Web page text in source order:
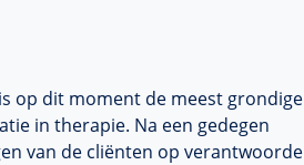
op dit moment de meest grondige
in therapie. Na een gedegen
van de cliënten op verantwoorde